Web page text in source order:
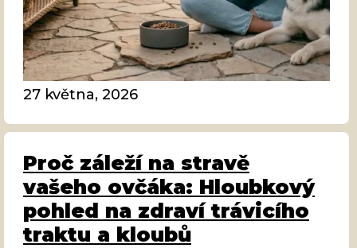
27 května, 2026
Proč záleží na stravě
vašeho ovčáka: Hloubkový
pohled na zdraví trávicího
traktu a kloubů